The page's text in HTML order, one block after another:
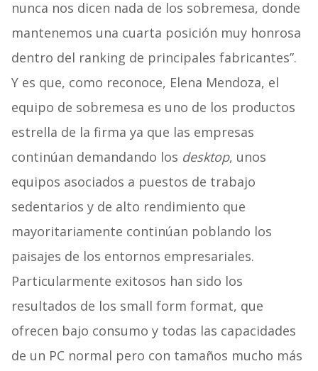
nunca nos dicen nada de los sobremesa, donde
mantenemos una cuarta posición muy honrosa
dentro del ranking de principales fabricantes”.
Y es que, como reconoce, Elena Mendoza, el
equipo de sobremesa es uno de los productos
estrella de la firma ya que las empresas
continúan demandando los desktop, unos
equipos asociados a puestos de trabajo
sedentarios y de alto rendimiento que
mayoritariamente continúan poblando los
paisajes de los entornos empresariales.
Particularmente exitosos han sido los
resultados de los small form format, que
ofrecen bajo consumo y todas las capacidades
de un PC normal pero con tamaños mucho más